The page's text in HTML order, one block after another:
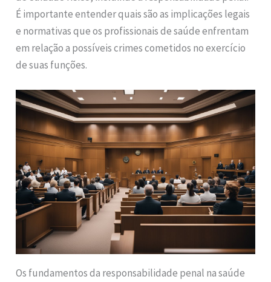
É importante entender quais são as implicações legais
e normativas que os profissionais de saúde enfrentam
em relação a possíveis crimes cometidos no exercício
de suas funções.
Os fundamentos da responsabilidade penal na saúde